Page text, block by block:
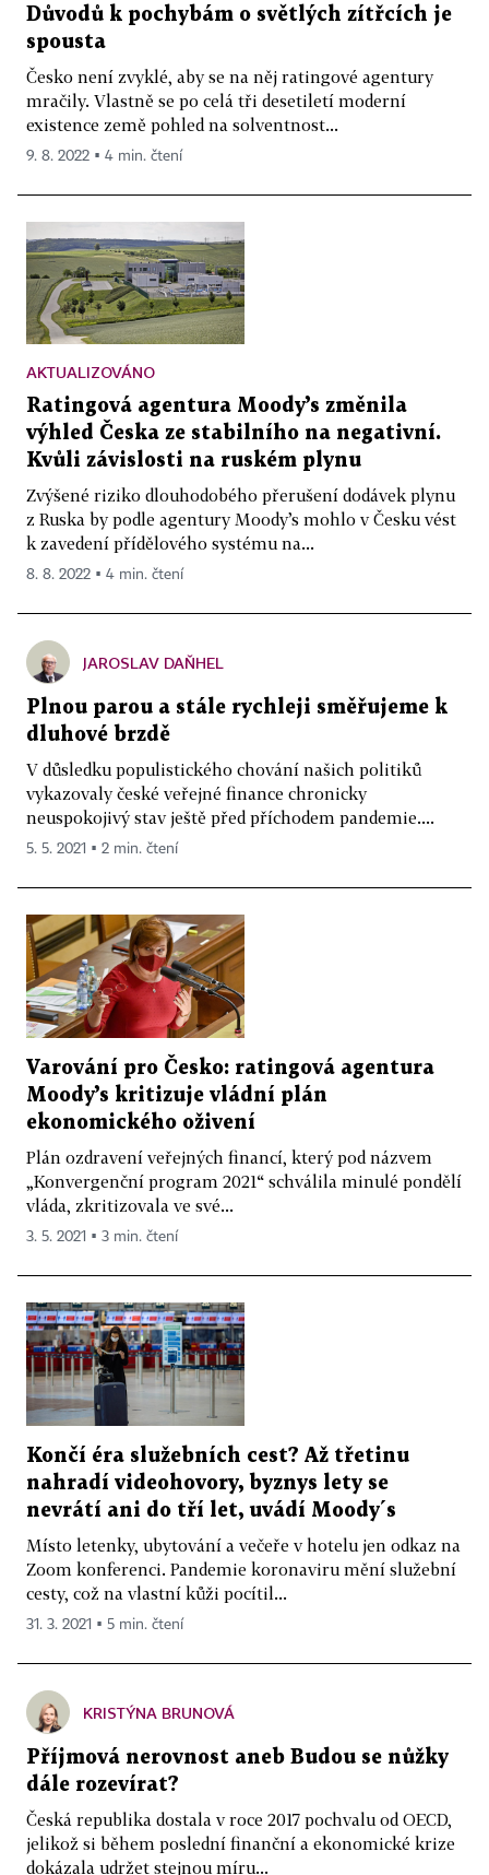
Důvodů k pochybám o světlých zítřcích je
spousta
Česko není zvyklé, aby se na něj ratingové agentury
mračily. Vlastně se po celá tři desetiletí moderní
existence země pohled na solventnost...
9. 8. 2022 ▪ 4 min. čtení
AKTUALIZOVÁNO
Ratingová agentura Moody’s změnila
výhled Česka ze stabilního na negativní.
Kvůli závislosti na ruském plynu
Zvýšené riziko dlouhodobého přerušení dodávek plynu
z Ruska by podle agentury Moody’s mohlo v Česku vést
k zavedení přídělového systému na...
8. 8. 2022 ▪ 4 min. čtení
JAROSLAV DAŇHEL
Plnou parou a stále rychleji směřujeme k
dluhové brzdě
V důsledku populistického chování našich politiků
vykazovaly české veřejné finance chronicky
neuspokojivý stav ještě před příchodem pandemie....
5. 5. 2021 ▪ 2 min. čtení
Varování pro Česko: ratingová agentura
Moody’s kritizuje vládní plán
ekonomického oživení
Plán ozdravení veřejných financí, který pod názvem
„Konvergenční program 2021“ schválila minulé pondělí
vláda, zkritizovala ve své...
3. 5. 2021 ▪ 3 min. čtení
Končí éra služebních cest? Až třetinu
nahradí videohovory, byznys lety se
nevrátí ani do tří let, uvádí Moody´s
Místo letenky, ubytování a večeře v hotelu jen odkaz na
Zoom konferenci. Pandemie koronaviru mění služební
cesty, což na vlastní kůži pocítil...
31. 3. 2021 ▪ 5 min. čtení
KRISTÝNA BRUNOVÁ
Příjmová nerovnost aneb Budou se nůžky
dále rozevírat?
Česká republika dostala v roce 2017 pochvalu od OECD,
jelikož si během poslední finanční a ekonomické krize
dokázala udržet stejnou míru...